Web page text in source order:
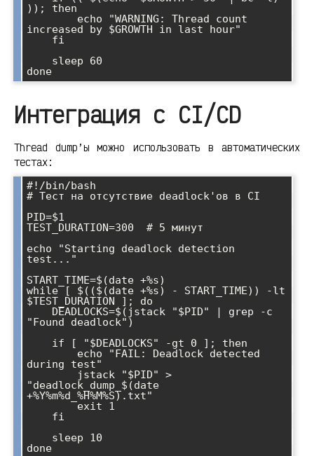
)); then
increased by $GROWTH in last hour"
Интеграция с CI/CD
Thread dump’ы можно использовать в автоматических
тестах:
#!/bin/bash
# Тест на отсутствие deadlock'ов в CI
PID=$1
TEST_DURATION=300  # 5 минут
echo "Starting deadlock detection
test..."
START_TIME=$(date +%s)
while [ $(($(date +%s) - START_TIME)) -lt
$TEST_DURATION ]; do
"Found deadlock")
during test"
"deadlock_dump_$(date
+%Y%m%d_%H%M%S).txt"
        exit 1
done